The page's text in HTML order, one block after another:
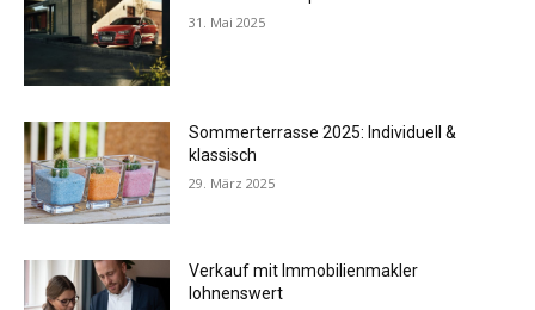
31. Mai 2025
Sommerterrasse 2025: Individuell &
klassisch
29. März 2025
Verkauf mit Immobilienmakler
lohnenswert